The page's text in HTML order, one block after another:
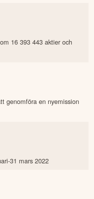
16 393 443 aktier och
genomföra en nyemission
31 mars 2022